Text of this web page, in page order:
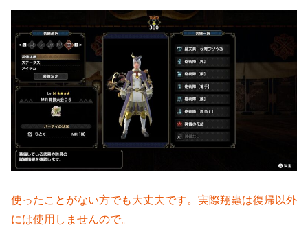
使ったことがない方でも大丈夫です。実際翔蟲は復帰以外
には使用しませんので。